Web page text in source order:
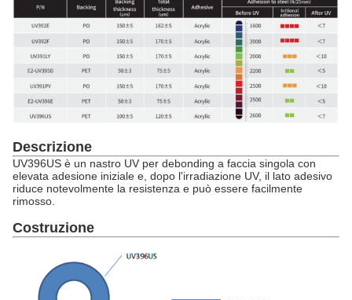
Descrizione
UV396US è un nastro UV per debonding a faccia singola con
elevata adesione iniziale e, dopo l'irradiazione UV, il lato adesivo
riduce notevolmente la resistenza e può essere facilmente
rimosso.
Costruzione